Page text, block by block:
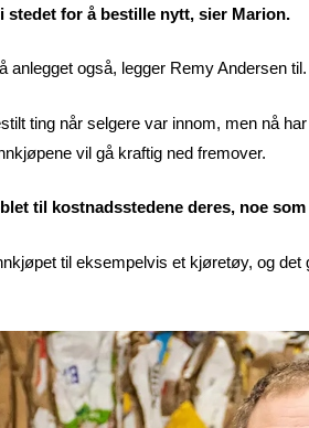
stedet for å bestille nytt, sier Marion.
anlegget også, legger Remy Andersen
ting når selgere var innom, men nå
vil gå kraftig ned fremover.
til kostnadsstedene deres, noe
til eksempelvis et kjøretøy, og